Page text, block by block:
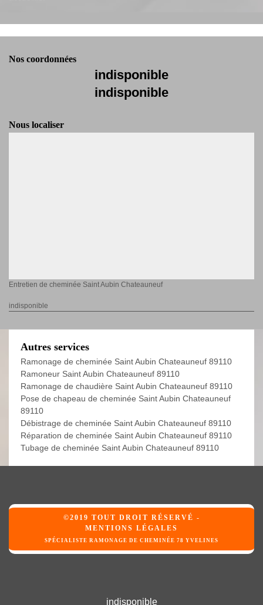
Nos coordonnées
indisponible
indisponible
Nous localiser
Entretien de cheminée Saint Aubin Chateauneuf
indisponible
Autres services
Ramonage de cheminée Saint Aubin Chateauneuf 89110
Ramoneur Saint Aubin Chateauneuf 89110
Ramonage de chaudière Saint Aubin Chateauneuf 89110
Pose de chapeau de cheminée Saint Aubin Chateauneuf
89110
Débistrage de cheminée Saint Aubin Chateauneuf 89110
Réparation de cheminée Saint Aubin Chateauneuf 89110
Tubage de cheminée Saint Aubin Chateauneuf 89110
©2019 TOUT DROIT RÉSERVÉ -
MENTIONS LÉGALES
SPÉCIALISTE RAMONAGE DE CHEMINÉE 78 YVELINES
indisponible